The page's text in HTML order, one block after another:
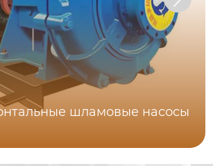
шламовые насосы